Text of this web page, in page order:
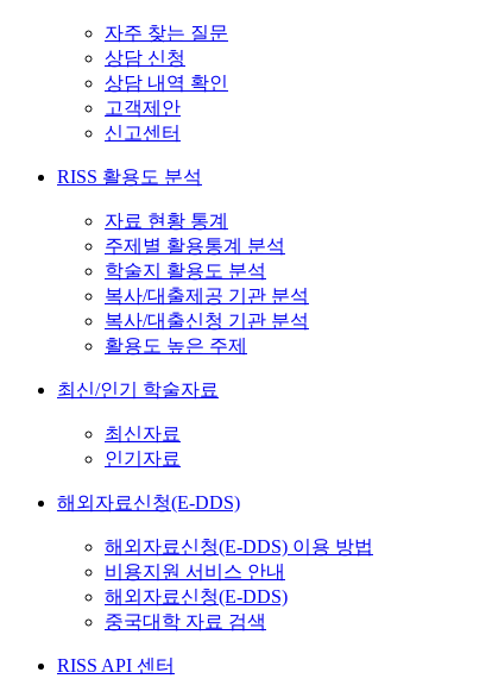
자주 찾는 질문
상담 신청
상담 내역 확인
고객제안
신고센터
RISS 활용도 분석
자료 현황 통계
주제별 활용통계 분석
학술지 활용도 분석
복사/대출제공 기관 분석
복사/대출신청 기관 분석
활용도 높은 주제
최신/인기 학술자료
최신자료
인기자료
해외자료신청(E-DDS)
해외자료신청(E-DDS) 이용 방법
비용지원 서비스 안내
해외자료신청(E-DDS)
중국대학 자료 검색
RISS API 센터